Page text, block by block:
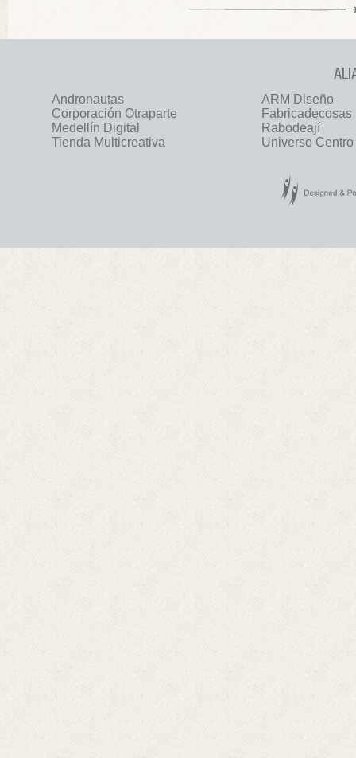
Andronautas
ARM Diseño
Corporación Otraparte
Fabricadecosas
Medellín Digital
Rabodeají
Tienda Multicreativa
Universo Centro